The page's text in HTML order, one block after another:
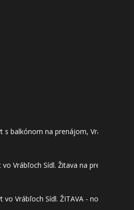
s balkónom na prenájom, Vráble
Vrábľoch Sídl. Žitava na predaj - prvé
Vrábľoch Sídl. ŽITAVA - novostavba